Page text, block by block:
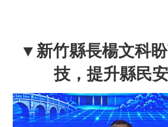
▼新竹縣長楊文科
技，提升縣民安